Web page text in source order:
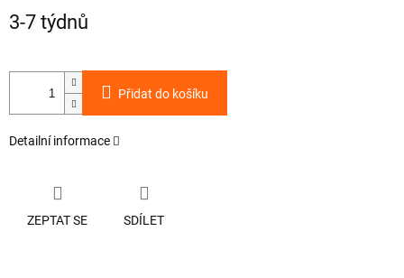
cena:
3-7 týdnů
Přidat do košíku
Detailní informace
ZEPTAT SE SDÍLET